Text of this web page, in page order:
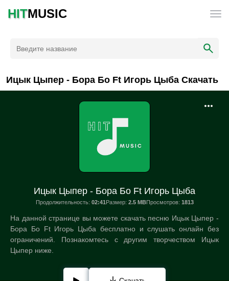
HITMUSIC
Ицык Цыпер - Бора Бо Ft Игорь Цыба Скачать
Ицык Цыпер - Бора Бо Ft Игорь Цыба
Продолжительность: 02:41Размер: 2.5 MBПросмотров: 1813
На данной странице вы можете скачать песню Ицык Цыпер -
Бора Бо Ft Игорь Цыба бесплатно и слушать онлайн без
ограничений. Познакомтесь с другим творчеством Ицык
Цыпер ниже.